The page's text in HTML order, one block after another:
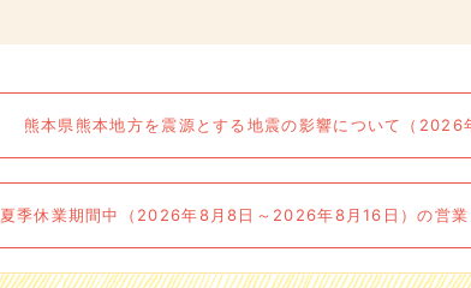
熊本県熊本地方を震源とする地震の影響について（2026
夏季休業期間中（2026年8月8日～2026年8月16日）の営業